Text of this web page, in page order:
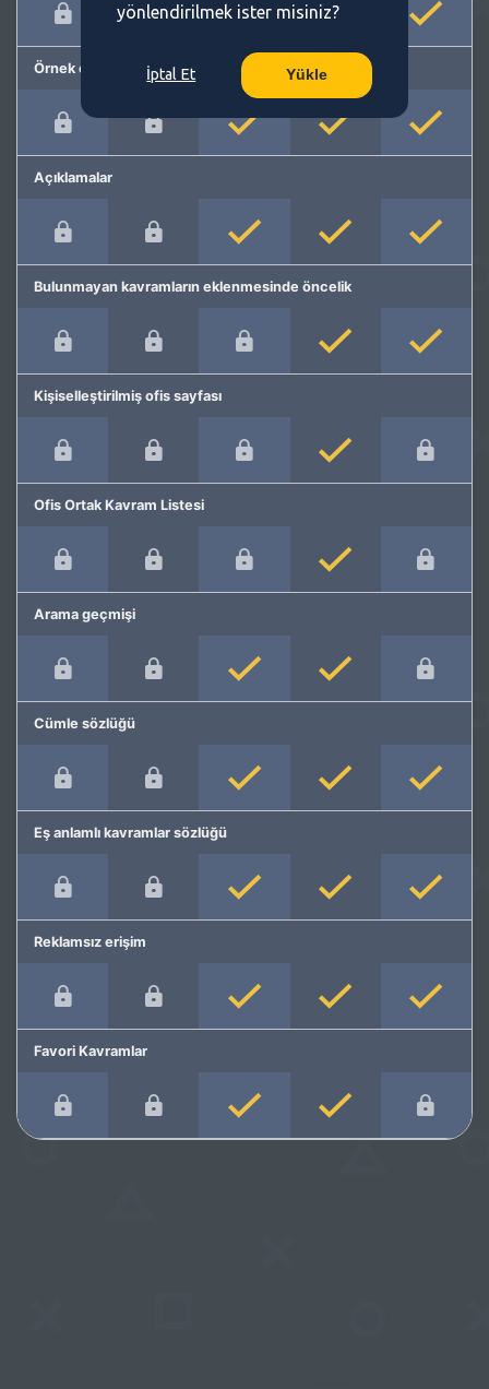
Örnek cümleler
Açıklamalar
Bulunmayan kavramların eklenmesinde öncelik
Kişiselleştirilmiş ofis sayfası
Ofis Ortak Kavram Listesi
Arama geçmişi
Cümle sözlüğü
Eş anlamlı kavramlar sözlüğü
Reklamsız erişim
Favori Kavramlar
yönlendirilmek ister misiniz?
İptal Et Yükle